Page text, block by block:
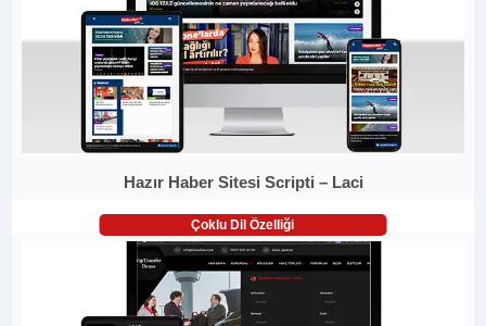
Hazır Haber Sitesi Scripti – Laci
Çoklu Dil Özelliği